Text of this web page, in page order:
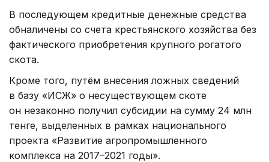
В последующем кредитные денежные средства
обналичены со счета крестьянского хозяйства без
фактического приобретения крупного рогатого
скота.
Кроме того, путём внесения ложных сведений
в базу «ИСЖ» о несуществующем скоте
он незаконно получил субсидии на сумму 24 млн
тенге, выделенных в рамках национального
проекта «Развитие агропромышленного
комплекса на 2017–2021 годы».